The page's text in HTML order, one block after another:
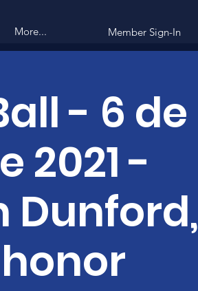
More... Member Sign-In
- 6 de
2021 -
Dunford,